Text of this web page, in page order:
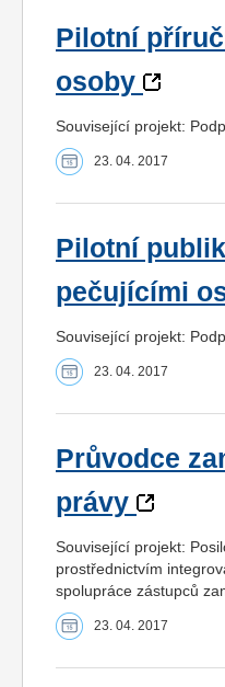
Pilotní
osoby
Související projekt:
23. 04. 2017
Pilotní
pečujícími
Související projekt:
23. 04. 2017
Průvodce
právy
Související projekt:
prostřednictvím
spolupráce zástupců
23. 04. 2017